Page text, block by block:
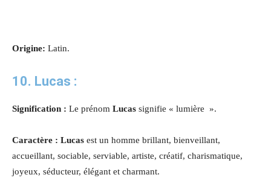
Origine: Latin.
10. Lucas :
Signification : Le prénom Lucas signifie « lumière ».
Caractère : Lucas est un homme brillant, bienveillant,
accueillant, sociable, serviable, artiste, créatif, charismatique,
joyeux, séducteur, élégant et charmant.